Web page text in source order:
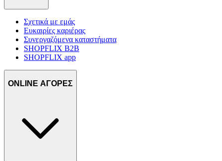
Σχετικά με εμάς
Ευκαιρίες καριέρας
Συνεργαζόμενα καταστήματα
SHOPFLIX B2B
SHOPFLIX app
ONLINE ΑΓΟΡΕΣ